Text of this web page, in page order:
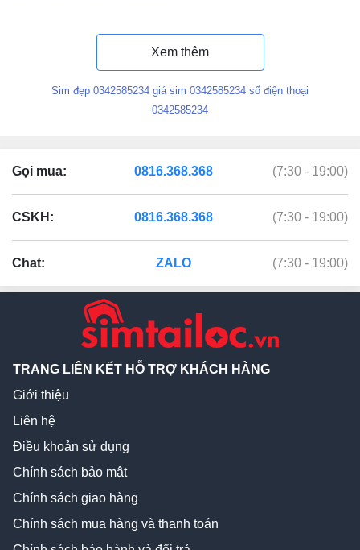
Xem thêm
Sim đẹp 0342585234 giá sim 0342585234 số điện thoại
0342585234
Gọi mua: 0816.368.368 (7:30 - 19:00)
CSKH: 0816.368.368 (7:30 - 19:00)
Chat: ZALO (7:30 - 19:00)
TRANG LIÊN KẾT HỖ TRỢ KHÁCH HÀNG
Giới thiệu
Liên hệ
Điều khoản sử dụng
Chính sách bảo mật
Chính sách giao hàng
Chính sách mua hàng và thanh toán